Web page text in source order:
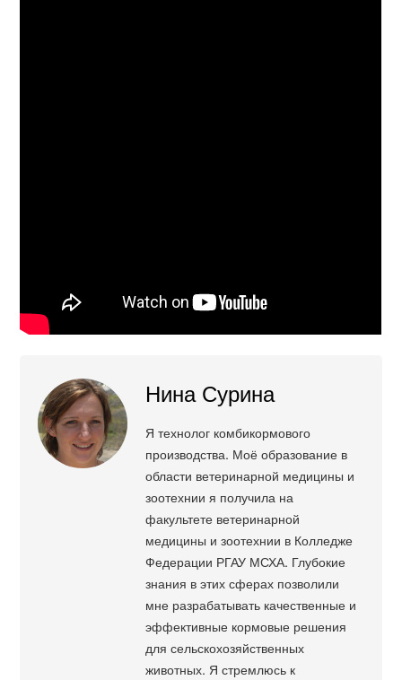
Нина Сурина
Я технолог комбикормового
производства. Моё образование в
области ветеринарной медицины и
зоотехнии я получила на
факультете ветеринарной
медицины и зоотехнии в Колледже
Федерации РГАУ МСХА. Глубокие
знания в этих сферах позволили
мне разрабатывать качественные и
эффективные кормовые решения
для сельскохозяйственных
животных. Я стремлюсь к